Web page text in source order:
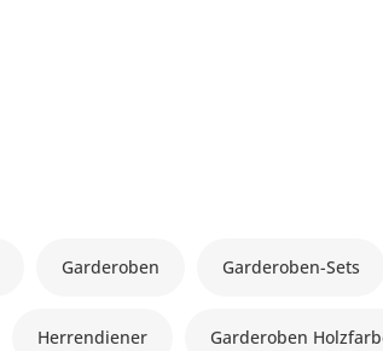
Garderoben Garderoben-Sets
Herrendiener Garderoben